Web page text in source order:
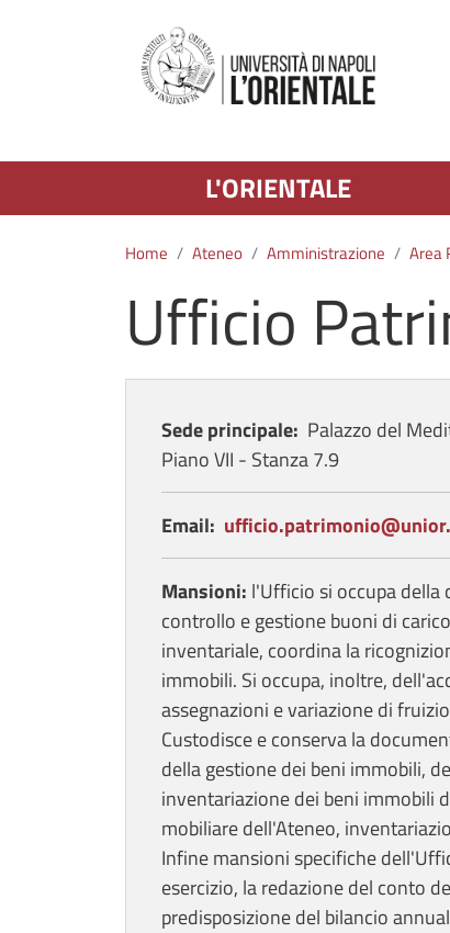
L'ORIENTALE
Home Ateneo Amministrazione Area
Ufficio
Sede principale: Palazzo del
Piano VII - Stanza 7.9
Email:
Mansioni: l'Ufficio si occupa della
controllo e gestione buoni di
inventariale, coordina la
immobili. Si occupa, inoltre,
assegnazioni e variazione di
Custodisce e conserva la
della gestione dei beni immobili,
inventariazione dei beni immobili
mobiliare dell'Ateneo,
Infine mansioni specifiche
esercizio, la redazione del conto
predisposizione del bilancio